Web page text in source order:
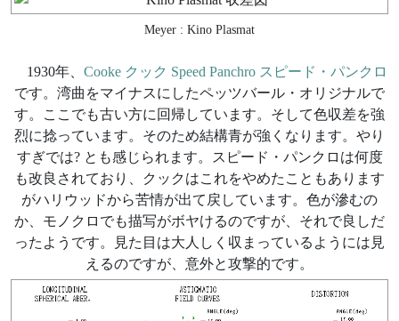
Meyer : Kino Plasmat
1930年、 Cooke クック Speed Panchro スピード・パンクロ
です。湾曲をマイナスにしたペッツバール・オリジナルで
す。ここでも古い方に回帰しています。そして色収差を強
烈に捻っています。そのため結構青が強くなります。やり
すぎでは? とも感じられます。スピード・パンクロは何度
も改良されており、クックはこれをやめたこともあります
がハリウッドから苦情が出て戻しています。色が滲むの
か、モノクロでも描写がボヤけるのですが、それで良しだ
ったようです。見た目は大人しく収まっているようには見
えるのですが、意外と攻撃的です。